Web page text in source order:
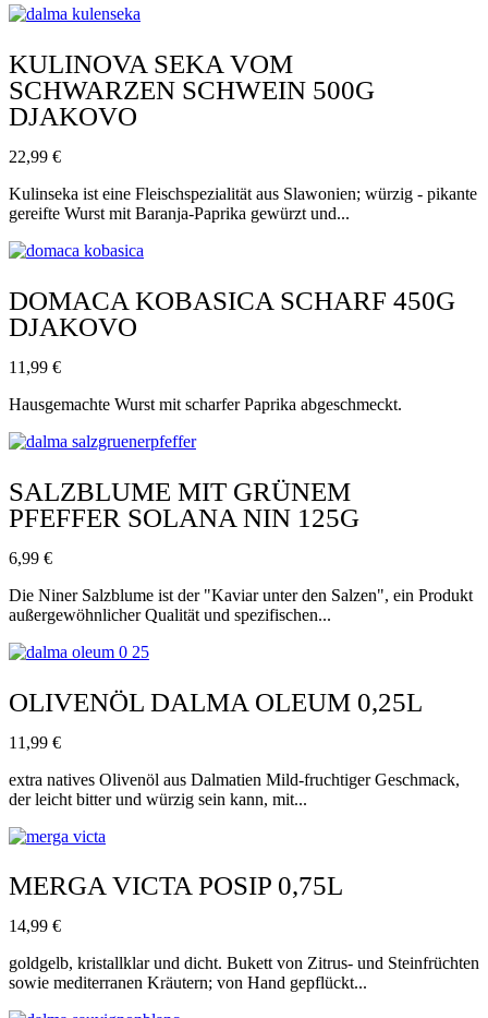
KULINOVA SEKA VOM
SCHWARZEN SCHWEIN 500G
DJAKOVO
22,99 €
Kulinseka ist eine Fleischspezialität aus Slawonien; würzig - pikante
gereifte Wurst mit Baranja-Paprika gewürzt und...
DOMACA KOBASICA SCHARF 450G
DJAKOVO
11,99 €
Hausgemachte Wurst mit scharfer Paprika abgeschmeckt.
SALZBLUME MIT GRÜNEM
PFEFFER SOLANA NIN 125G
6,99 €
Die Niner Salzblume ist der "Kaviar unter den Salzen", ein Produkt
außergewöhnlicher Qualität und spezifischen...
OLIVENÖL DALMA OLEUM 0,25L
11,99 €
extra natives Olivenöl aus Dalmatien Mild-fruchtiger Geschmack,
der leicht bitter und würzig sein kann, mit...
MERGA VICTA POSIP 0,75L
14,99 €
goldgelb, kristallklar und dicht. Bukett von Zitrus- und Steinfrüchten
sowie mediterranen Kräutern; von Hand gepflückt...